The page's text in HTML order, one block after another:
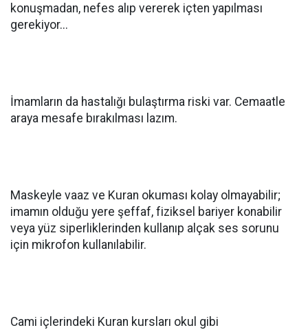
konuşmadan, nefes alıp vererek içten yapılması
gerekiyor...
İmamların da hastalığı bulaştırma riski var. Cemaatle
araya mesafe bırakılması lazım.
Maskeyle vaaz ve Kuran okuması kolay olmayabilir;
imamın olduğu yere şeffaf, fiziksel bariyer konabilir
veya yüz siperliklerinden kullanıp alçak ses sorunu
için mikrofon kullanılabilir.
Cami içlerindeki Kuran kursları okul gibi